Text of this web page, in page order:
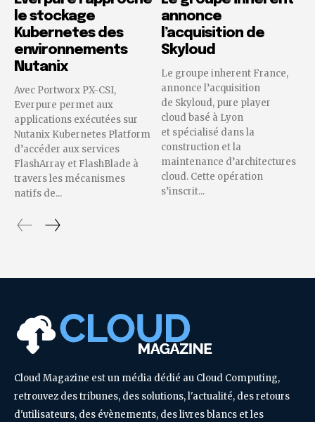
le stockage
Kubernetes des
environnements
Nutanix
Avec Portworx PX-CSI,
Everpure permet aux
applications exécutées sur
Nutanix Kubernetes Platform
d’accéder aux services
FlashArray et FlashBlade à
travers les mécanismes
natifs de...
annonce
l’acquisition de
Skyloud
Le groupe inherent France,
annonce l’acquisition
de Skyloud, pure player
cloud basé à Lyon
et spécialisé dans la
construction et la
maintenance d’architectures
cloud. Cette opération
s’inscrit...
Cloud Magazine est un média dédié au Cloud Computing,
retrouvez des tribunes, des solutions, l'actualité, des retours
d'utilisateurs, des évènements, des livres blancs et les